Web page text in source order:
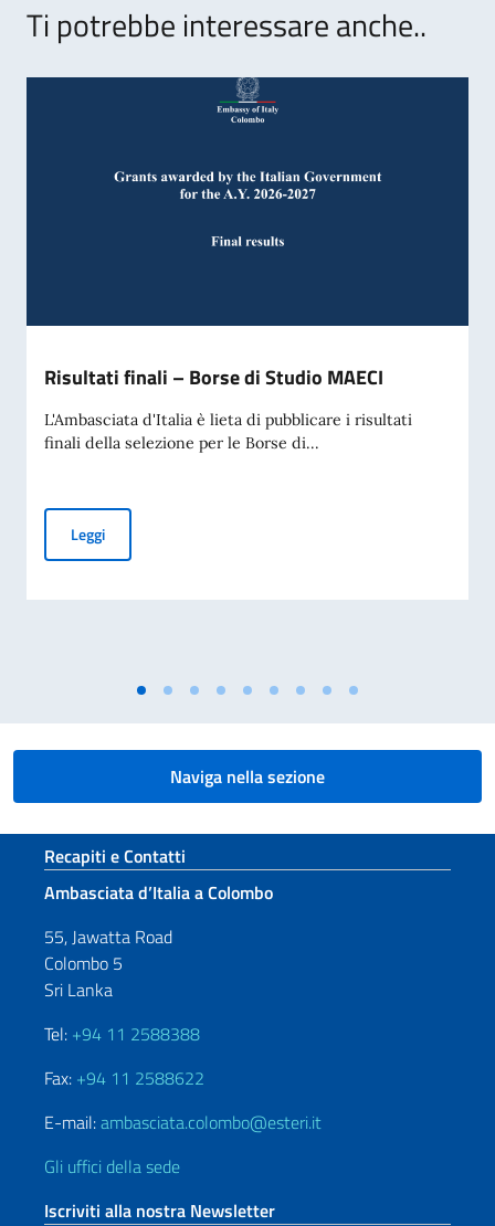
Ti potrebbe interessare anche..
Risultati finali – Borse di Studio MAECI
L'Ambasciata d'Italia è lieta di pubblicare i risultati
finali della selezione per le Borse di...
LeggiRisultati finali – Borse di Studio MAECI
Naviga nella sezione
Sezione footer
Recapiti e Contatti
Ambasciata d’Italia a Colombo
55, Jawatta Road
Colombo 5
Sri Lanka
Tel: +94 11 2588388
Fax: +94 11 2588622
E-mail:ambasciata.colombo@esteri.it
Gli uffici della sede
Iscriviti alla nostra Newsletter